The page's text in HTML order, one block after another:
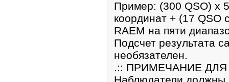
Пример: (300 QSO) x
координат + (17 QSO
RAEM на пяти
Подсчет результата
необязателен.
.:: ПРИМЕЧАНИЕ
Наблюдатели должны